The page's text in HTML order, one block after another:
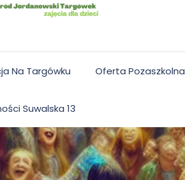
Na Targówku Oferta Pozaszkolna
Suwalska 13